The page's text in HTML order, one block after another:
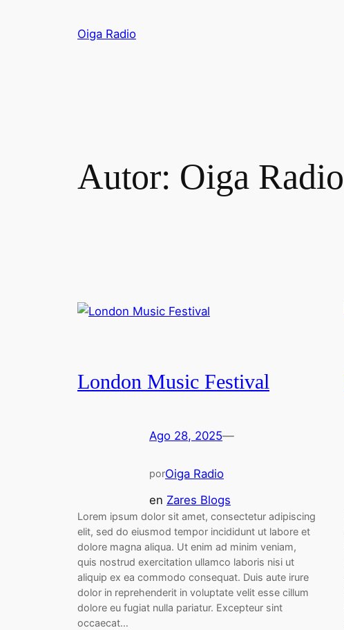
Oiga Radio
Autor: Oiga Radio
London Music Festival
Ago 28, 2025—
porOiga Radio
en Zares Blogs
Lorem ipsum dolor sit amet, consectetur adipiscing
elit, sed do eiusmod tempor incididunt ut labore et
dolore magna aliqua. Ut enim ad minim veniam,
quis nostrud exercitation ullamco laboris nisi ut
aliquip ex ea commodo consequat. Duis aute irure
dolor in reprehenderit in voluptate velit esse cillum
dolore eu fugiat nulla pariatur. Excepteur sint
occaecat…